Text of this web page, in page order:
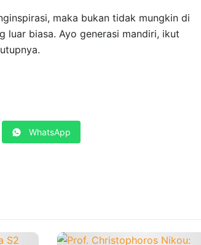
maka bukan tidak mungkin di
luar biasa. Ayo generasi mandiri, ikut
WhatsApp